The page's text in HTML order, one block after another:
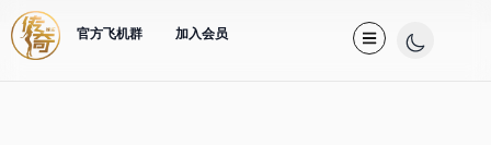
官方飞机群 加入会员